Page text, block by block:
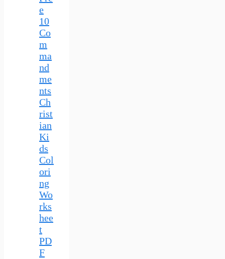
e
10
Co
m
ma
nd
me
nts
Ch
rist
ian
Ki
ds
Col
ori
ng
Wo
rks
hee
t
PD
F